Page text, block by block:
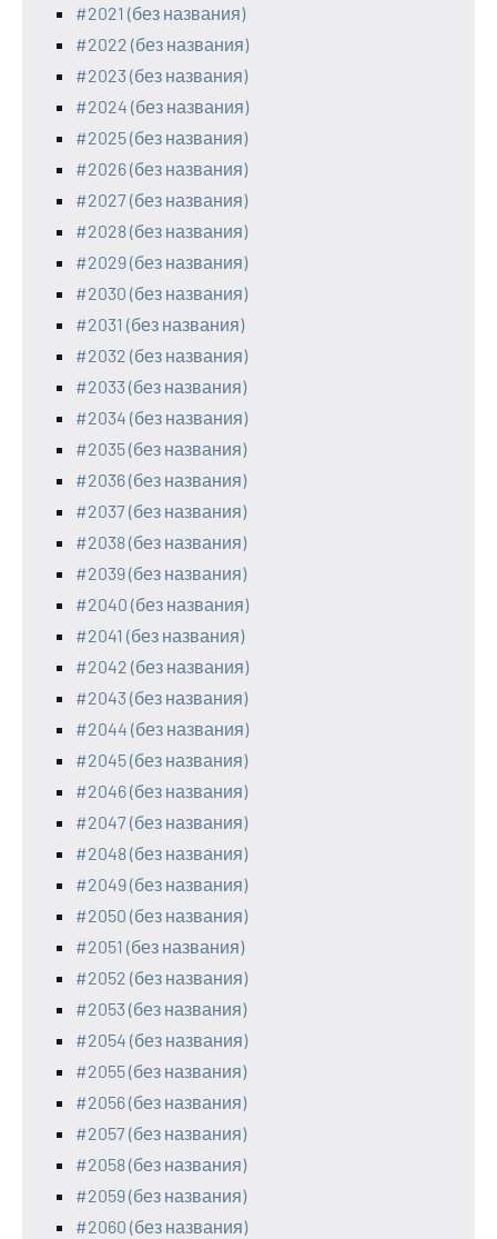
#2021 (без названия)
#2022 (без названия)
#2023 (без названия)
#2024 (без названия)
#2025 (без названия)
#2026 (без названия)
#2027 (без названия)
#2028 (без названия)
#2029 (без названия)
#2030 (без названия)
#2031 (без названия)
#2032 (без названия)
#2033 (без названия)
#2034 (без названия)
#2035 (без названия)
#2036 (без названия)
#2037 (без названия)
#2038 (без названия)
#2039 (без названия)
#2040 (без названия)
#2041 (без названия)
#2042 (без названия)
#2043 (без названия)
#2044 (без названия)
#2045 (без названия)
#2046 (без названия)
#2047 (без названия)
#2048 (без названия)
#2049 (без названия)
#2050 (без названия)
#2051 (без названия)
#2052 (без названия)
#2053 (без названия)
#2054 (без названия)
#2055 (без названия)
#2056 (без названия)
#2057 (без названия)
#2058 (без названия)
#2059 (без названия)
#2060 (без названия)